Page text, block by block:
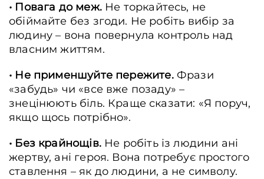
• Повага до меж.Не торкайтесь, не
обіймайте без згоди. Не робіть вибір за
людину – вона повернула контроль над
власним життям.
• Не применшуйте пережите.Фрази
«забудь» чи «все вже позаду» –
знецінюють біль. Краще сказати: «Я поруч,
якщо щось потрібно».
• Без крайнощів.Не робіть із людини ані
жертву, ані героя. Вона потребує простого
ставлення – як до людини, а не символу.